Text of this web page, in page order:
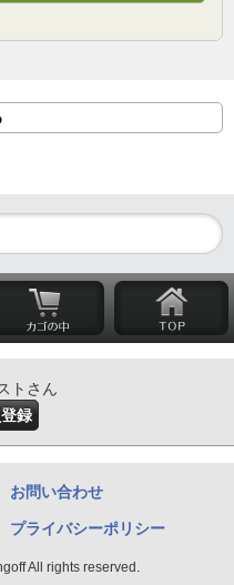
トさん
録
お問い合わせ
プライバシーポリシー
All rights reserved.